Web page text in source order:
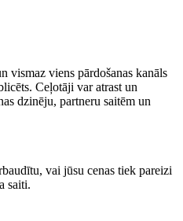
vismaz viens pārdošanas kanāls
Ceļotāji var atrast un
dzinēju, partneru saitēm un
vai jūsu cenas tiek pareizi
saiti.